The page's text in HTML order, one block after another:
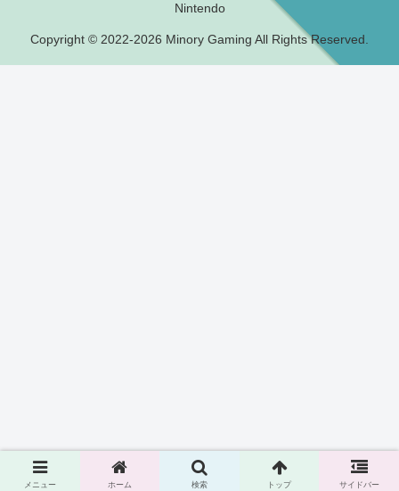
Nintendo
Copyright © 2022-2026 Minory Gaming All Rights Reserved.
メニュー ホーム 検索 トップ サイドバー